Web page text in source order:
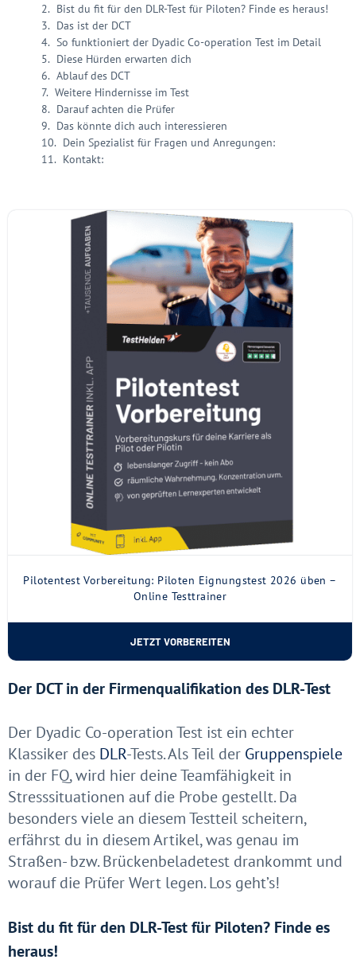
Bist du fit für den DLR-Test für Piloten? Finde es heraus!
Das ist der DCT
So funktioniert der Dyadic Co-operation Test im Detail
Diese Hürden erwarten dich
Ablauf des DCT
Weitere Hindernisse im Test
Darauf achten die Prüfer
Das könnte dich auch interessieren
Dein Spezialist für Fragen und Anregungen:
Kontakt:
Pilotentest Vorbereitung: Piloten Eignungstest 2026 üben –
Online Testtrainer
JETZT VORBEREITEN
Der DCT in der Firmenqualifikation des DLR-Test
Der Dyadic Co-operation Test ist ein echter
Klassiker des DLR-Tests. Als Teil der Gruppenspiele
in der FQ, wird hier deine Teamfähigkeit in
Stresssituationen auf die Probe gestellt. Da
besonders viele an diesem Testteil scheitern,
erfährst du in diesem Artikel, was genau im
Straßen- bzw. Brückenbeladetest drankommt und
worauf die Prüfer Wert legen. Los geht’s!
Bist du fit für den DLR-Test für Piloten? Finde es
heraus!